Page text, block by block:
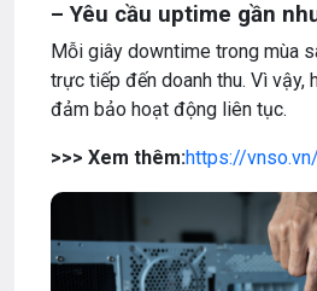
– Yêu cầu uptime gần
Mỗi giây downtime trong mùa
trực tiếp đến doanh thu. Vì vậy,
đảm bảo hoạt động liên tục.
>>> Xem thêm:https://